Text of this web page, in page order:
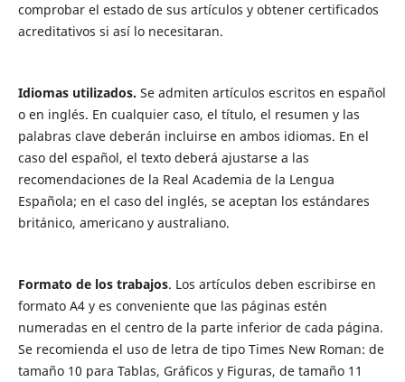
comprobar el estado de sus artículos y obtener certificados
acreditativos si así lo necesitaran.
Idiomas utilizados. Se admiten artículos escritos en español
o en inglés. En cualquier caso, el título, el resumen y las
palabras clave deberán incluirse en ambos idiomas. En el
caso del español, el texto deberá ajustarse a las
recomendaciones de la Real Academia de la Lengua
Española; en el caso del inglés, se aceptan los estándares
británico, americano y australiano.
Formato de los trabajos. Los artículos deben escribirse en
formato A4 y es conveniente que las páginas estén
numeradas en el centro de la parte inferior de cada página.
Se recomienda el uso de letra de tipo Times New Roman: de
tamaño 10 para Tablas, Gráficos y Figuras, de tamaño 11